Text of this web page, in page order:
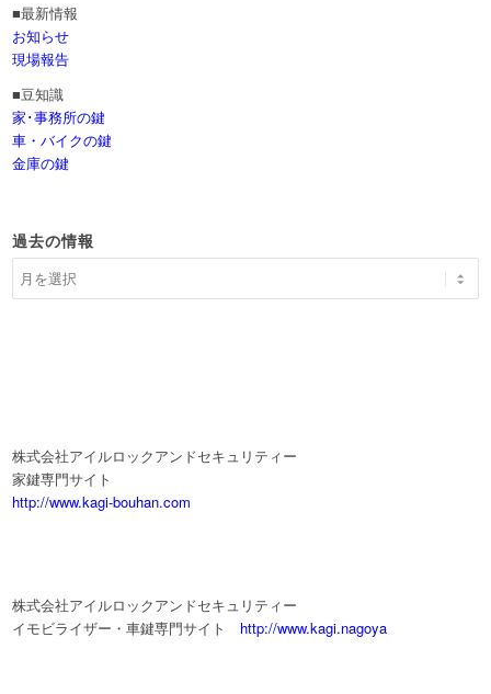
■最新情報
お知らせ
現場報告
■豆知識
家･事務所の鍵
車・バイクの鍵
金庫の鍵
過去の情報
株式会社アイルロックアンドセキュリティー
家鍵専門サイト
http://www.kagi-bouhan.com
株式会社アイルロックアンドセキュリティー
イモビライザー・車鍵専門サイト http://www.kagi.nagoya